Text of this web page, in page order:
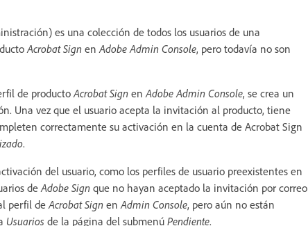
es una colección de todos los usuarios de una
Acrobat Sign en Adobe Admin Console, pero todavía no son
de producto Acrobat Sign en Adobe Admin Console, se crea un
Una vez que el usuario acepta la invitación al producto, tiene
correctamente su activación en la cuenta de Acrobat Sign
.
del usuario, como los perfiles de usuario preexistentes en
de Adobe Sign que no hayan aceptado la invitación por correo
perfil de Acrobat Sign en Admin Console, pero aún no están
Usuarios de la página del submenú Pendiente.